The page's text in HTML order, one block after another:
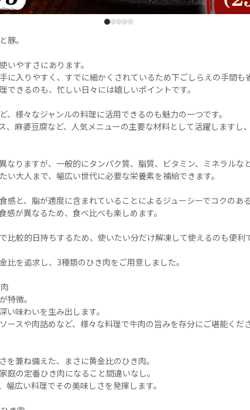
1 2 3 4 5
豚。
いやすさにあります。
に入りやすく、すでに細かくされているため下ごしらえの手間も
できるのも、忙しい日々には嬉しいポイントです。
、様々なジャンルの料理に活用できるのも魅力の一つです。
、麻婆豆腐など、人気メニューの主要な材料として活躍しますし
なりますが、一般的にタンパク質、脂質、ビタミン、ミネラルな
い大人まで、幅広い世代に必要な栄養素を補給できます。
感と、脂が適度に含まれていることによるジューシーでコクのあ
感が異なるため、食べ比べも楽しめます。
比較的日持ちするため、使いたい分だけ解凍して使えるのも便利
比を追求し、3種類のひき肉をご用意しました。
特徴。
い味わいを生み出します。
ースや肉詰めなど、様々な料理で牛肉の旨みを存分にご堪能くだ
を兼ね備えた、まさに黄金比のひき肉。
庭の定番ひき肉になること間違いなし。
幅広い料理でその美味しさを発揮します。